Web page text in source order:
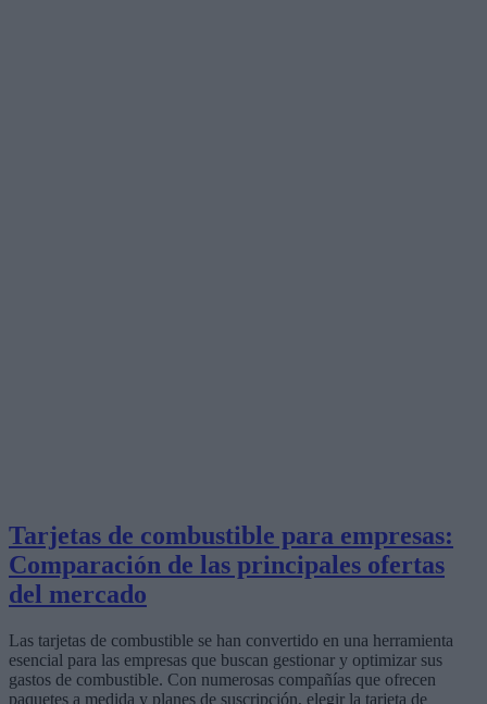
Tarjetas de combustible para empresas:
Comparación de las principales ofertas
del mercado
Las tarjetas de combustible se han convertido en una herramienta
esencial para las empresas que buscan gestionar y optimizar sus
gastos de combustible. Con numerosas compañías que ofrecen
paquetes a medida y planes de suscripción, elegir la tarjeta de